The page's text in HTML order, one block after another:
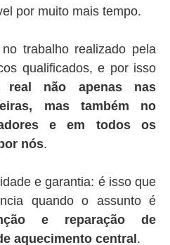
por muito mais tempo.
trabalho realizado pela
qualificados, e por isso
real não apenas nas
mas também no
e em todos os
nós.
e garantia: é isso que
quando o assunto é
e reparação de
aquecimento central.